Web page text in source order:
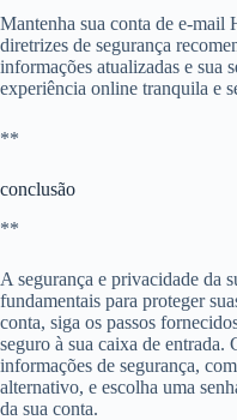
Mantenha sua conta de e-mail
diretrizes de segurança
informações atualizadas e sua
experiência online tranquila e
**
conclusão
**
A segurança e privacidade da
fundamentais para proteger
conta, siga os passos
seguro à sua caixa de entrada.
informações de segurança,
alternativo, e escolha uma
da sua conta.